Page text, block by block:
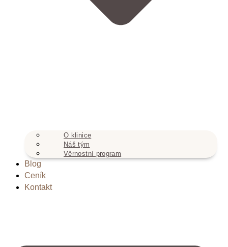
O klinice
Náš tým
Věrnostní program
Blog
Ceník
Kontakt